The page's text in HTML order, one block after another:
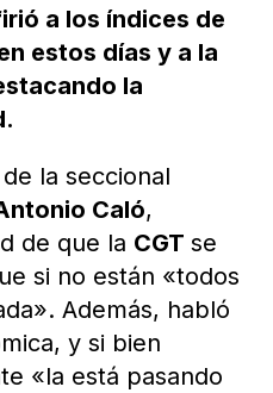
a los índices de
estos días y a la
la
la seccional
Caló,
de que la CGT se
si no están «todos
Además, habló
y si bien
«la está pasando